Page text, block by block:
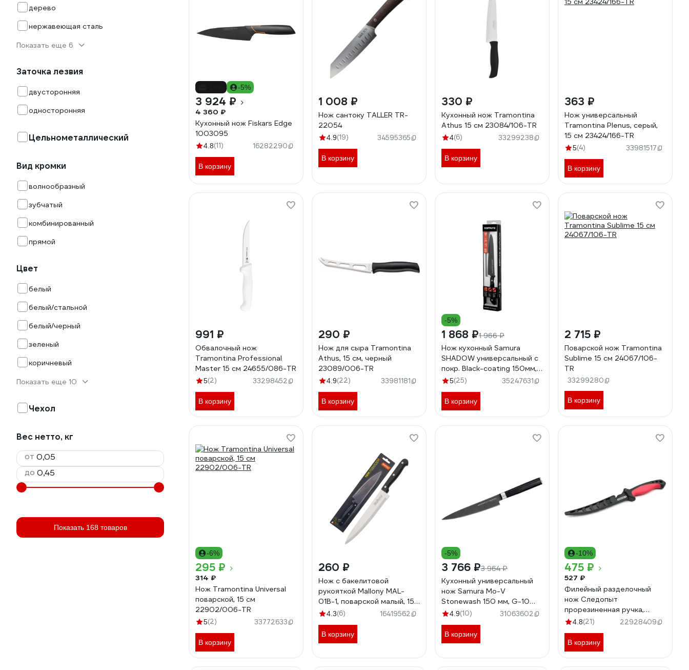
дерево
нержавеющая сталь
Показать еще 6
Заточка лезвия
двусторонняя
односторонняя
Цельнометаллический
Вид кромки
волнообразный
зубчатый
комбинированный
прямой
Цвет
белый
белый/стальной
белый/черный
зеленый
коричневый
Показать еще 10
Чехол
Вес нетто, кг
от
до
Показать 168 товаров
-5%
3 924 ₽
4 360 ₽
Кухонный нож Fiskars Edge
1003095
4.8(11) 16282290
В корзину
1 008 ₽
Нож сантоку TALLER TR-
22054
4.9(19) 34595365
В корзину
330 ₽
Кухонный нож Tramontina
Athus 15 см 23084/106-TR
4(6) 33299238
В корзину
363 ₽
Нож универсальный
Tramontina Plenus, серый,
15 см 23424/166-TR
5(4) 33981517
В корзину
991 ₽
Обвалочный нож
Tramontina Professional
Master 15 см 24655/086-TR
5(2) 33298452
В корзину
290 ₽
Нож для сыра Tramontina
Athus, 15 см, черный
23089/006-TR
4.9(22) 33981181
В корзину
-5%
1 868 ₽1 966 ₽
Нож кухонный Samura
SHADOW универсальный с
покр. Black-coating 150мм,
AUS-8, ABS пластик SH-
5(25) 35247631
В корзину
2 715 ₽
Поварской нож Tramontina
Sublime 15 см 24067/106-
TR
33299280
В корзину
-6%
295 ₽
314 ₽
Нож Tramontina Universal
поварской, 15 см
22902/006-TR
5(2) 33772633
В корзину
260 ₽
Нож с бакелитовой
рукояткой Mallony MAL-
01B-1, поварской малый, 15
см 985310
4.3(6) 16419562
В корзину
-5%
3 766 ₽3 964 ₽
Кухонный универсальный
нож Samura Mo-V
Stonewash 150 мм, G-10
SM-0023B/K
4.9(10) 31063602
В корзину
-10%
475 ₽
527 ₽
Филейный разделочный
нож Следопыт
прорезиненная ручка,
клинок 150 мм, черный, в
4.8(21) 22928409
В корзину